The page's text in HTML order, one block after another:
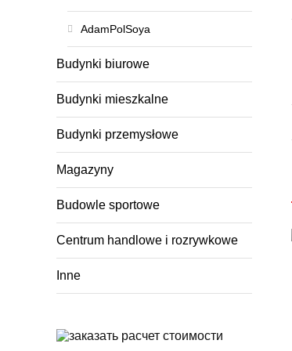
AdamPolSoya
Budynki biurowe
Budynki mieszkalne
Budynki przemysłowe
Magazyny
Budowle sportowe
Centrum handlowe i rozrywkowe
Inne